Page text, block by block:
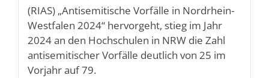
(RIAS) „Antisemitische Vorfälle in Nordrhein-
Westfalen 2024“ hervorgeht, stieg im Jahr
2024 an den Hochschulen in NRW die Zahl
antisemitischer Vorfälle deutlich von 25 im
Vorjahr auf 79.